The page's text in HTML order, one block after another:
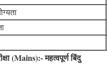
(Mains):- महत्वपूर्ण बिंदु